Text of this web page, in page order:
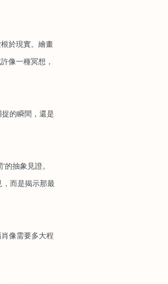
於現實。繪畫
像一種冥想，
捉的瞬間，還是
的抽象見證。
，而是揭示那最
像需要多大程